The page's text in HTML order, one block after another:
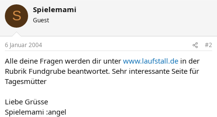
S Spielemami
Guest
6 Januar 2004 #2
Alle deine Fragen werden dir unter www.laufstall.de in der
Rubrik Fundgrube beantwortet. Sehr interessante Seite für
Tagesmütter
Liebe Grüsse
Spielemami :angel